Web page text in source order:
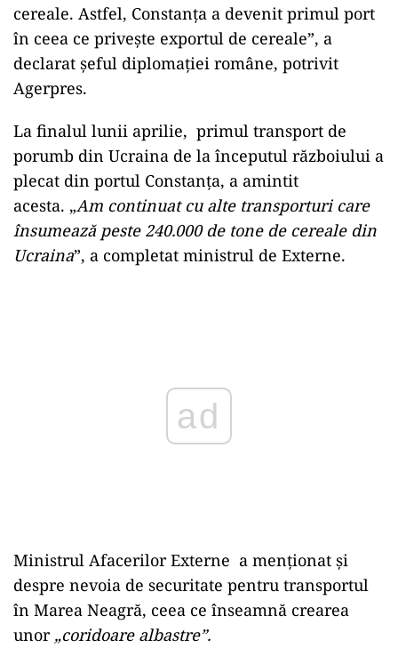
cereale. Astfel, Constanţa a devenit primul port
în ceea ce priveşte exportul de cereale”, a
declarat şeful diplomaţiei române, potrivit
Agerpres.
La finalul lunii aprilie, primul transport de
porumb din Ucraina de la începutul războiului a
plecat din portul Constanţa, a amintit
acesta. „Am continuat cu alte transporturi care
însumează peste 240.000 de tone de cereale din
Ucraina”, a completat ministrul de Externe.
Ministrul Afacerilor Externe a menționat și
despre nevoia de securitate pentru transportul
în Marea Neagră, ceea ce înseamnă crearea
unor „coridoare albastre”.